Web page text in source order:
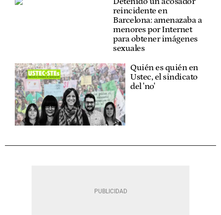
reincidente en
Barcelona: amenazaba a
menores por Internet
para obtener imágenes
sexuales
Quién es quién en
Ustec, el sindicato
del 'no'